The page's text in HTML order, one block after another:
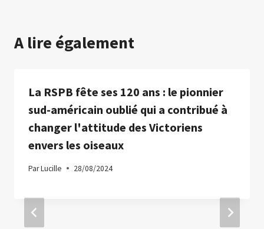
A lire également
La RSPB fête ses 120 ans : le pionnier
sud-américain oublié qui a contribué à
changer l'attitude des Victoriens
envers les oiseaux
ParLucille 28/08/2024